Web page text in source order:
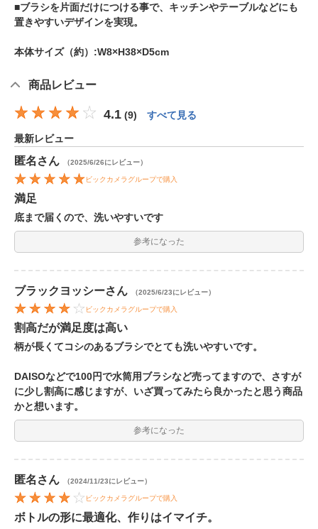
■ブラシを片面だけにつける事で、キッチンやテーブルなどにも
置きやすいデザインを実現。
本体サイズ（約）:W8×H38×D5cm
商品レビュー
4.1 (9) すべて見る
最新レビュー
匿名 さん （2025/6/26にレビュー）
ビックカメラグループで購入
満足
底まで届くので、洗いやすいです
参考になった
ブラックヨッシーさん （2025/6/23にレビュー）
ビックカメラグループで購入
割高だが満足度は高い
柄が長くてコシのあるブラシでとても洗いやすいです。
DAISOなどで100円で水筒用ブラシなど売ってますので、さすが
に少し割高に感じますが、いざ買ってみたら良かったと思う商品
かと想います。
参考になった
匿名 さん （2024/11/23にレビュー）
ビックカメラグループで購入
ボトルの形に最適化、作りはイマイチ。